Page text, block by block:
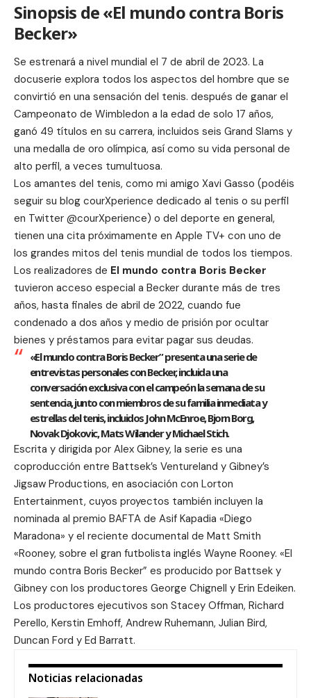
Sinopsis de «El mundo contra Boris
Becker»
Se estrenará a nivel mundial el 7 de abril de 2023. La
docuserie explora todos los aspectos del hombre que se
convirtió en una sensación del tenis. después de ganar el
Campeonato de Wimbledon a la edad de solo 17 años,
ganó 49 títulos en su carrera, incluidos seis Grand Slams y
una medalla de oro olímpica, así como su vida personal de
alto perfil, a veces tumultuosa.
Los amantes del tenis, como mi amigo Xavi Gasso (podéis
seguir su blog courXperience dedicado al tenis o su perfil
en Twitter @courXperience) o del deporte en general,
tienen una cita próximamente en Apple TV+ con uno de
los grandes mitos del tenis mundial de todos los tiempos.
Los realizadores de El mundo contra Boris Becker
tuvieron acceso especial a Becker durante más de tres
años, hasta finales de abril de 2022, cuando fue
condenado a dos años y medio de prisión por ocultar
bienes y préstamos para evitar pagar sus deudas.
«El mundo contra Boris Becker” presenta una serie de
entrevistas personales con Becker, incluida una
conversación exclusiva con el campeón la semana de su
sentencia, junto con miembros de su familia inmediata y
estrellas del tenis, incluidos John McEnroe, Bjorn Borg,
Novak Djokovic, Mats Wilander y Michael Stich.
Escrita y dirigida por Alex Gibney, la serie es una
coproducción entre Battsek’s Ventureland y Gibney’s
Jigsaw Productions, en asociación con Lorton
Entertainment, cuyos proyectos también incluyen la
nominada al premio BAFTA de Asif Kapadia «Diego
Maradona» y el reciente documental de Matt Smith
«Rooney, sobre el gran futbolista inglés Wayne Rooney. «El
mundo contra Boris Becker” es producido por Battsek y
Gibney con los productores George Chignell y Erin Edeiken.
Los productores ejecutivos son Stacey Offman, Richard
Perello, Kerstin Emhoff, Andrew Ruhemann, Julian Bird,
Duncan Ford y Ed Barratt.
Noticias relacionadas